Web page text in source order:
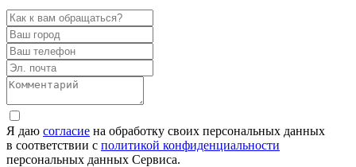
Я даю согласие на обработку своих персональных данных
в соответствии с политикой конфиденциальности
персональных данных Сервиса.